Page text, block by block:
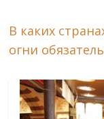
В каких
огни